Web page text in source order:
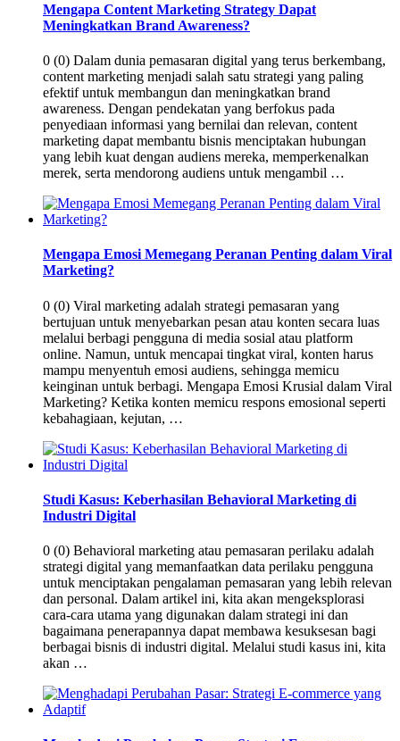
Mengapa Content Marketing Strategy Dapat
Meningkatkan Brand Awareness?
0 (0) Dalam dunia pemasaran digital yang terus berkembang,
content marketing menjadi salah satu strategi yang paling
efektif untuk membangun dan meningkatkan brand
awareness. Dengan pendekatan yang berfokus pada
penyediaan informasi yang bernilai dan relevan, content
marketing dapat membantu bisnis menciptakan hubungan
yang lebih kuat dengan audiens mereka, memperkenalkan
merek, serta mendorong audiens untuk mengambil …
Mengapa Emosi Memegang Peranan Penting dalam Viral
Marketing?
0 (0) Viral marketing adalah strategi pemasaran yang
bertujuan untuk menyebarkan pesan atau konten secara luas
melalui berbagi pengguna di media sosial atau platform
online. Namun, untuk mencapai tingkat viral, konten harus
mampu menyentuh emosi audiens, sehingga memicu
keinginan untuk berbagi. Mengapa Emosi Krusial dalam Viral
Marketing? Ketika konten memicu respons emosional seperti
kebahagiaan, kejutan, …
Studi Kasus: Keberhasilan Behavioral Marketing di
Industri Digital
0 (0) Behavioral marketing atau pemasaran perilaku adalah
strategi digital yang memanfaatkan data perilaku pengguna
untuk menciptakan pengalaman pemasaran yang lebih relevan
dan personal. Dalam artikel ini, kita akan mengeksplorasi
cara-cara utama yang digunakan dalam strategi ini dan
bagaimana penerapannya dapat membawa kesuksesan bagi
berbagai bisnis di industri digital. Melalui studi kasus ini, kita
akan …